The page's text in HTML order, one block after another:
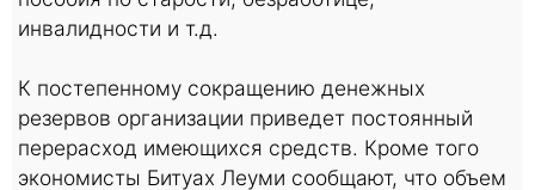
инвалидности и т.д.
К постепенному сокращению денежных
резервов организации приведет постоянный
перерасход имеющихся средств. Кроме того
экономисты Битуах Леуми сообщают, что объем